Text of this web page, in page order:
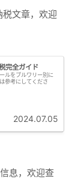
文章，欢迎
完全ガイド
ルをブルワリー別に
参考にしてくださ
2024.07.05
息，欢迎查